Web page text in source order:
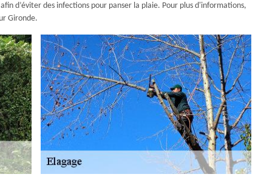
d’éviter des infections pour panser la plaie. Pour plus d'informations,
Gironde.